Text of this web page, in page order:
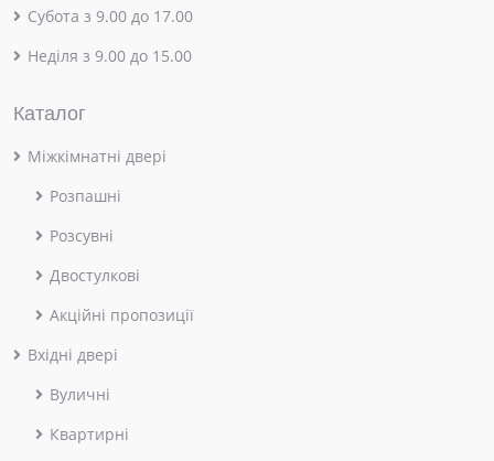
Субота з 9.00 до 17.00
Неділя з 9.00 до 15.00
Каталог
Міжкімнатні двері
Розпашні
Розсувні
Двостулкові
Акційні пропозиції
Вхідні двері
Вуличні
Квартирні